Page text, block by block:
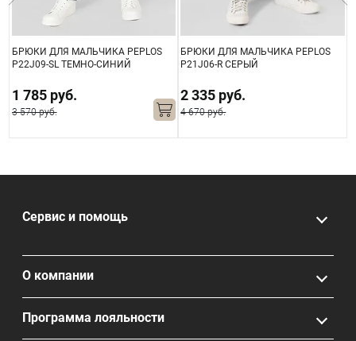
БРЮКИ ДЛЯ МАЛЬЧИКА PEPLOS
P22J09-SL ТЕМНО-СИНИЙ
1 785 руб.
3 570 руб.
БРЮКИ ДЛЯ МАЛЬЧИКА PEPLOS
P21J06-R СЕРЫЙ
2 335 руб.
4 670 руб.
Сервис и помощь
О компании
Программа лояльности